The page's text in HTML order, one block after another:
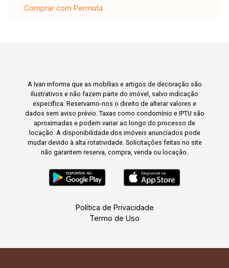
Comprar com Permuta
A Ivan informa que as mobílias e artigos de decoração são
ilustrativos e não fazem parte do imóvel, salvo indicação
específica. Reservamo-nos o direito de alterar valores e
dados sem aviso prévio. Taxas como condomínio e IPTU são
aproximadas e podem variar ao longo do processo de
locação. A disponibilidade dos imóveis anunciados pode
mudar devido à alta rotatividade. Solicitações feitas no site
não garantem reserva, compra, venda ou locação.
Política de Privacidade
Termo de Uso